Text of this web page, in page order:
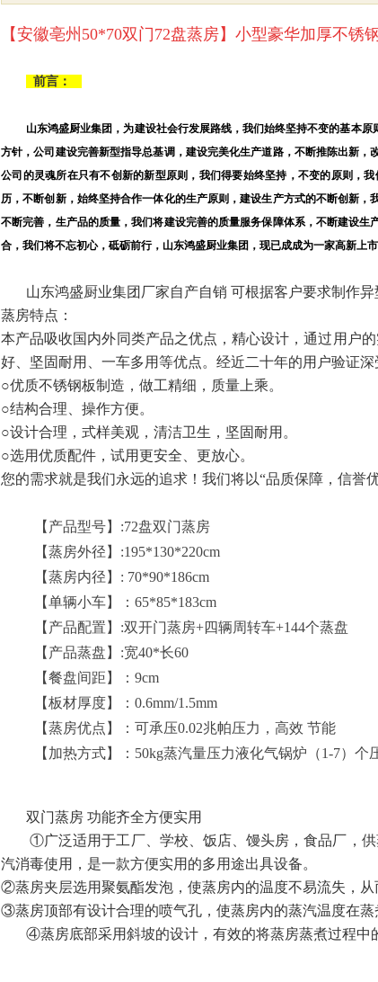
【安徽亳州50*70双门72盘蒸房】小型豪华加厚不锈
前言：
山东鸿盛厨业集团，为建设社会行发展路线，我们始终坚持不变的基本
方针，公司建设完善新型指导总基调，建设完美化生产道路，不断推陈出新
公司的灵魂所在只有不创新的新型原则，我们得要始终坚持，不变的原则，
历，不断创新，始终坚持合作一体化的生产原则，建设生产方式的不断创新
不断完善，生产品的质量，我们将建设完善的质量服务保障体系，不断建设
合，我们将不忘初心，砥砺前行，山东鸿盛厨业集团，现已成成为一家高新上
山东鸿盛厨业集团厂家自产自销 可根据客户要求制作
蒸房特点：
本产品吸收国内外同类产品之优点，精心设计，通过用户
好、坚固耐用、一车多用等优点。经近二十年的用户验证深
○优质不锈钢板制造，做工精细，质量上乘。
○结构合理、操作方便。
○设计合理，式样美观，清洁卫生，坚固耐用。
○选用优质配件，试用更安全、更放心。
您的需求就是我们永远的追求！我们将以“品质保障，信誉
【产品型号】 :72盘双门蒸房
【蒸房外径】 :195*130*220cm
【蒸房内径】 : 70*90*186cm
【单辆小车】：65*85*183cm
【产品配置】 :双开门蒸房+四辆周转车+144个蒸盘
【产品蒸盘】 :宽40*长60
【餐盘间距】：9cm
【板材厚度】：0.6mm/1.5mm
【蒸房优点】：可承压0.02兆帕压力，高效 节能
【加热方式】： 50kg蒸汽量压力液化气锅炉（1-7）个
双门蒸房 功能齐全方便实用
①广泛适用于工厂、学校、饭店、馒头房，食品厂，
汽消毒使用，是一款方便实用的多用途出具设备。
②蒸房夹层选用聚氨酯发泡，使蒸房内的温度不易流失，从
③蒸房顶部有设计合理的喷气孔，使蒸房内的蒸汽温度在
④蒸房底部采用斜坡的设计，有效的将蒸房蒸煮过程中